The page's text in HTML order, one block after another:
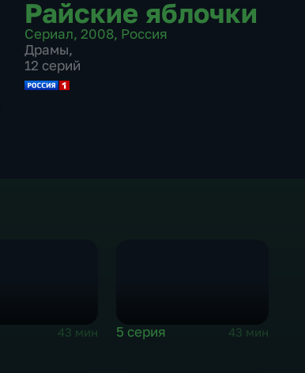
Райские яблочки
Сериал, 2008, Россия
Драмы,
12 серий
43 мин 5 серия 43 мин